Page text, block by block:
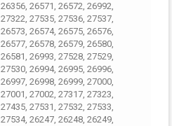
26356, 26571, 26572, 26992,
27322, 27535, 27536, 27537,
26573, 26574, 26575, 26576,
26577, 26578, 26579, 26580,
26581, 26993, 27528, 27529,
27530, 26994, 26995, 26996,
26997, 26998, 26999, 27000,
27001, 27002, 27317, 27323,
27435, 27531, 27532, 27533,
27534, 26247, 26248, 26249,